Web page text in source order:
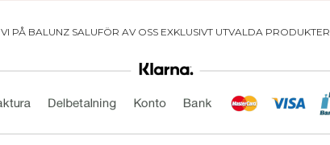
VI PÅ BALUNZ SALUFÖR AV OSS EXKLUSIVT UTVALDA PRODUKTER.